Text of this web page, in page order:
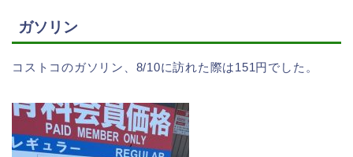
ガソリン
コストコのガソリン、8/10に訪れた際は151円でした。